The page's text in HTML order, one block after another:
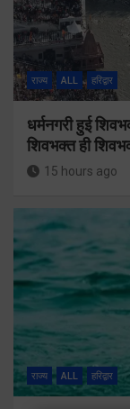
राज्य ALL हरिद्वार
धर्मनगरी हुई
शिवभक्त ही
15 hours ago
राज्य ALL हरिद्वार